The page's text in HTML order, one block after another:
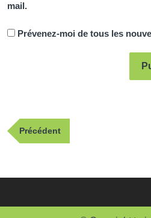
mail.
Prévenez-moi de tous les
Navigation
dePublication
précédente
Précédent